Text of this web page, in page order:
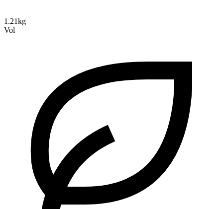
1.21kg
Vol